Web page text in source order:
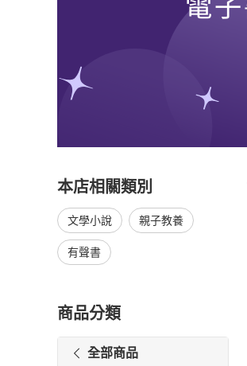
本店相關類別
文學小說 親子教養
有聲書
商品分類
全部商品